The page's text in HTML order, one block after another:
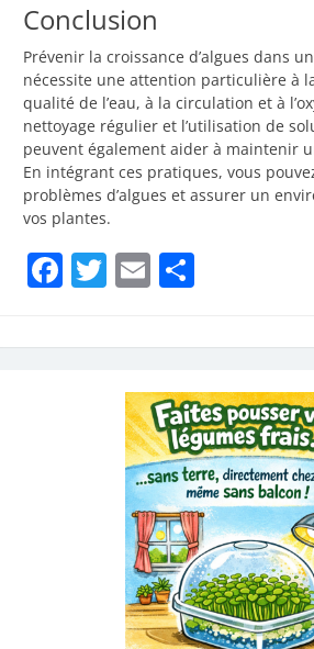
Conclusion
Prévenir la croissance d’algues dans
nécessite une attention particulière à
qualité de l’eau, à la circulation et à
nettoyage régulier et l’utilisation de
peuvent également aider à maintenir
En intégrant ces pratiques, vous
problèmes d’algues et assurer un
vos plantes.
Facebook
Twitter
Email